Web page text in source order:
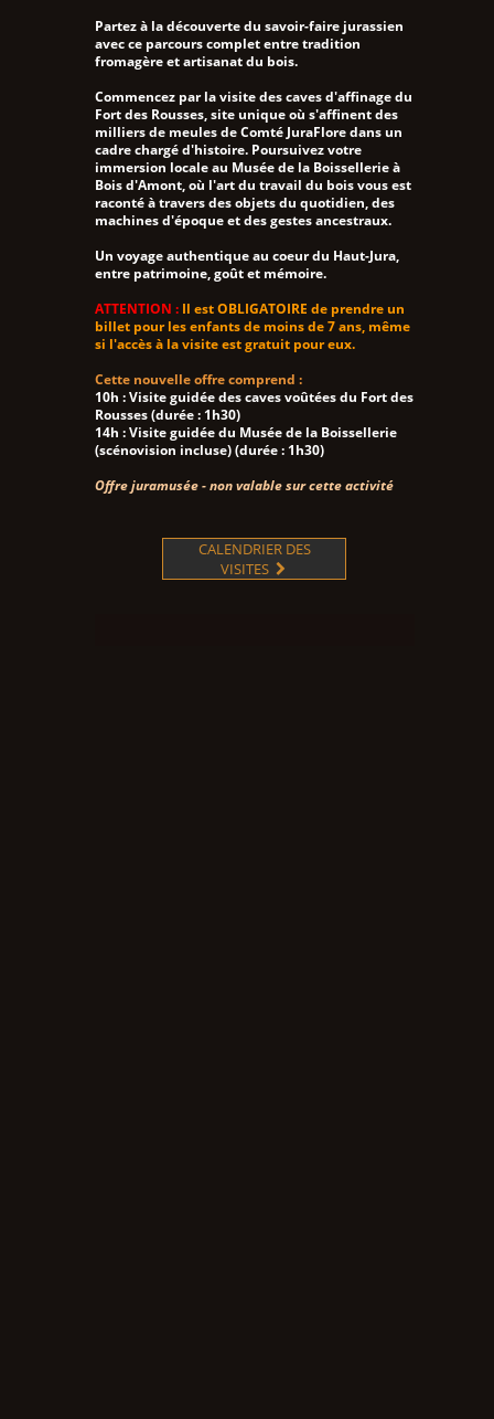
Partez à la découverte du savoir-faire jurassien
avec ce parcours complet entre tradition
fromagère et artisanat du bois.
Commencez par la visite des caves d'affinage du
Fort des Rousses, site unique où s'affinent des
milliers de meules de Comté JuraFlore dans un
cadre chargé d'histoire. Poursuivez votre
immersion locale au Musée de la Boissellerie à
Bois d'Amont, où l'art du travail du bois vous est
raconté à travers des objets du quotidien, des
machines d'époque et des gestes ancestraux.
Un voyage authentique au coeur du Haut-Jura,
entre patrimoine, goût et mémoire.
ATTENTION : Il est OBLIGATOIRE de prendre un
billet pour les enfants de moins de 7 ans, même
si l'accès à la visite est gratuit pour eux.
Cette nouvelle offre comprend :
10h : Visite guidée des caves voûtées du Fort des
Rousses (durée : 1h30)
14h : Visite guidée du Musée de la Boissellerie
(scénovision incluse) (durée : 1h30)
Offre juramusée - non valable sur cette activité
CALENDRIER DES
VISITES 